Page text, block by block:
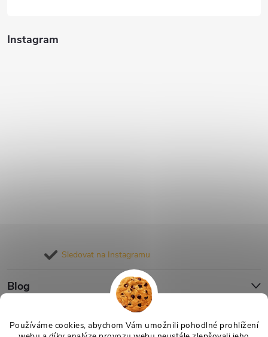
Používáme cookies, abychom Vám umožnili pohodlné prohlížení
Instagram
Sledovat na Instagramu
Blog
Informace pro vás